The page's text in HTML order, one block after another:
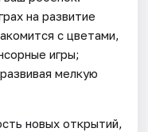
на развитие
с цветами,
игры;
мелкую
новых открытий,